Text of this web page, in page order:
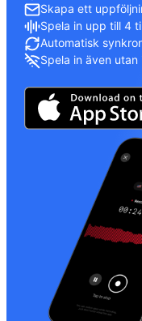
Skapa ett
Spela in upp till 4
Automatisk
Spela in även utan